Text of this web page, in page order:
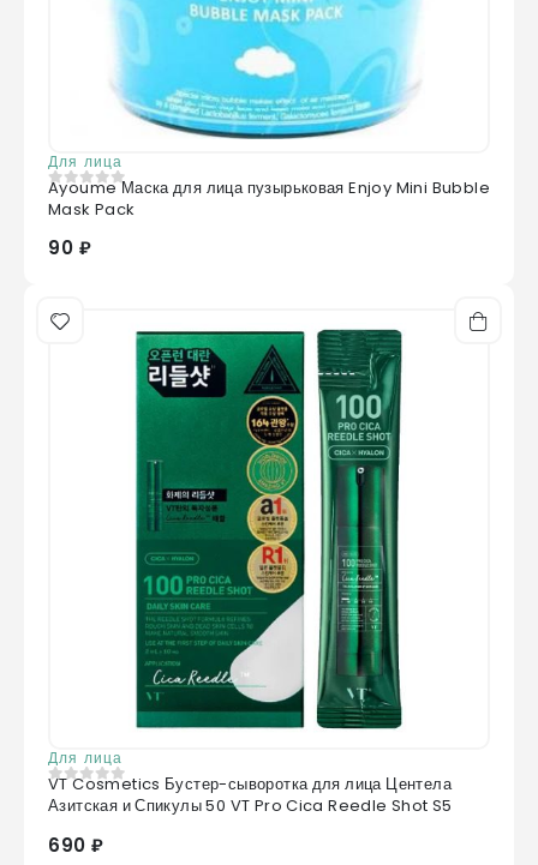
Для лица
0из 5
Ayoume Маска для лица пузырьковая Enjoy Mini Bubble
Mask Pack
90 ₽
Для лица
0 из 5
VT Cosmetics Бустер-сыворотка для лица Центела
Азитская и Спикулы 50 VT Pro Cica Reedle Shot S5
690 ₽